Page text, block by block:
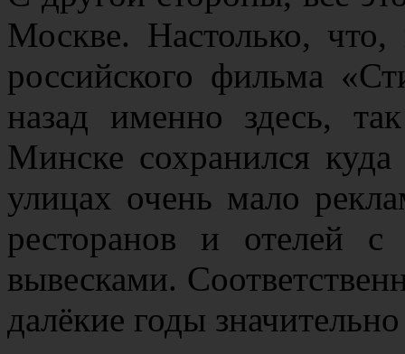
Москве. Настолько, что,
российского фильма
назад именно здесь,
Минске сохранился
улицах очень мало
ресторанов и отелей
вывесками.
далёкие годы